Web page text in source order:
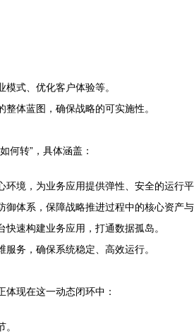
式、优化客户体验等。
体蓝图，确保战略的可实施性。
何转”，具体涵盖：
境，为业务应用提供弹性、安全的运行平
体系，保障战略推进过程中的核心资产与
速构建业务应用，打通数据孤岛。
务，确保系统稳定、高效运行。
现在这一动态闭环中：